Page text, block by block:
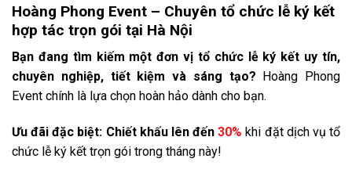
Hoàng Phong Event – Chuyên tổ chức lễ ký kết
hợp tác trọn gói tại Hà Nội
Bạn đang tìm kiếm một đơn vị tổ chức lễ ký kết uy tín,
chuyên nghiệp, tiết kiệm và sáng tạo? Hoàng Phong
Event chính là lựa chọn hoàn hảo dành cho bạn.
Ưu đãi đặc biệt: Chiết khấu lên đến30% khi đặt dịch vụ tổ
chức lễ ký kết trọn gói trong tháng này!